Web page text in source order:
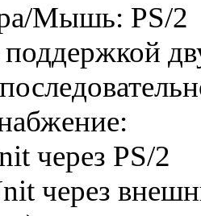
Мышь: PS/2
через PS/2
через